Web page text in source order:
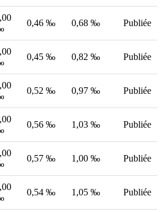
0,46 ‰ 0,68 ‰ Publiée
0,45 ‰ 0,82 ‰ Publiée
0,52 ‰ 0,97 ‰ Publiée
0,56 ‰ 1,03 ‰ Publiée
0,57 ‰ 1,00 ‰ Publiée
0,54 ‰ 1,05 ‰ Publiée